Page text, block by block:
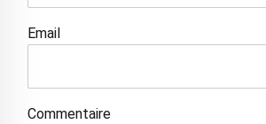
Email
Commentaire